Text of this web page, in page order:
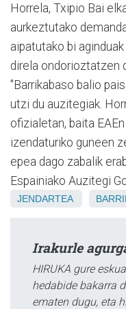
Horrela, Txipio Bai
aurkeztutako
aipatutako bi
direla ondorioztatzen
"Barrikabaso balio
utzi du auzitegiak.
ofizialetan, baita
izendaturiko guneen
epea dago zabalik
Espainiako Auzitegi
JENDARTEA
Irakurle
HIRUKA gure
hedabide bakarra
ematen dugu, eta